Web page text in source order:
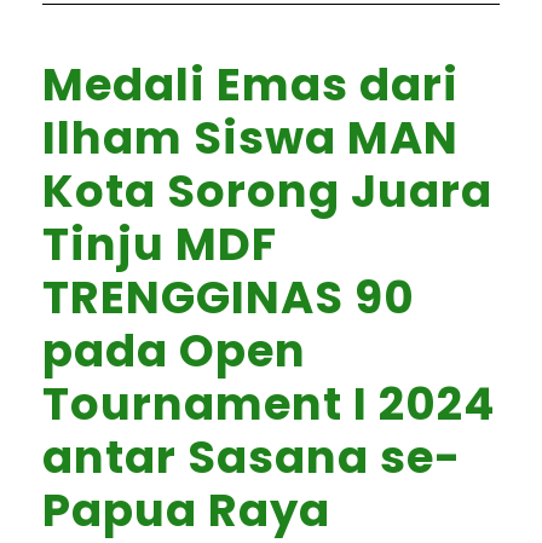
Medali Emas dari
Ilham Siswa MAN
Kota Sorong Juara
Tinju MDF
TRENGGINAS 90
pada Open
Tournament I 2024
antar Sasana se-
Papua Raya